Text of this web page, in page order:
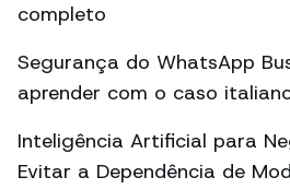
completo
Segurança do WhatsApp
aprender com o caso
Inteligência Artificial para
Evitar a Dependência de